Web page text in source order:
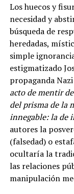
Los huecos y
necesidad y
búsqueda de
heredadas,
simple
estigmatizado
propaganda
acto de mentir
del prisma de la
innegable: la de
autores la
(falsedad) o
ocultaría la
las relaciones
manipulación